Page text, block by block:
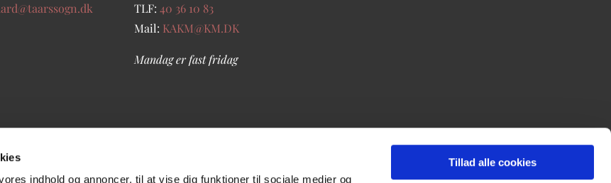
indhold og annoncer, til at vise dig funktioner til sociale medier og
Tillad alle cookies
TLF: 40 36 10 83
Mail: KAKM@KM.DK
Mandag er fast fridag